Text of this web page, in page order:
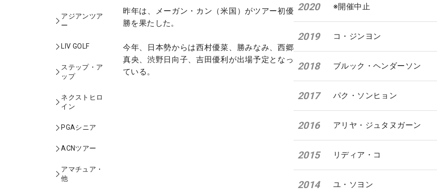
アジアンツア
ー
LIV GOLF
ステップ・ア
ップ
ネクストヒロ
イン
PGAシニア
ACNツアー
アマチュア・
他
昨年は、メーガン・カン（米国）がツアー初優
勝を果たした。
今年、日本勢からは西村優菜、勝みなみ、西郷
真央、渋野日向子、吉田優利が出場予定となっ
ている。
2020 ※開催中止
2019 コ・ジンヨン
2018 ブルック・ヘンダーソン
2017 パク・ソンヒョン
2016 アリヤ・ジュタヌガーン
2015 リディア・コ
2014 ユ・ソヨン